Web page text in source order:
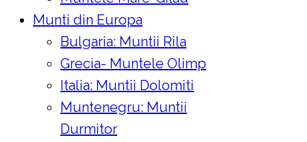
Munti din Europa
Bulgaria: Muntii Rila
Grecia- Muntele Olimp
Italia: Muntii Dolomiti
Muntenegru: Muntii
Durmitor